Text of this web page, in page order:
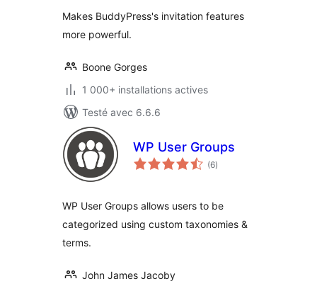
Makes BuddyPress's invitation features
more powerful.
Boone Gorges
1 000+ installations actives
Testé avec 6.6.6
WP User Groups
(6notes
en
)
WP User Groups allows users to be
categorized using custom taxonomies &
terms.
John James Jacoby